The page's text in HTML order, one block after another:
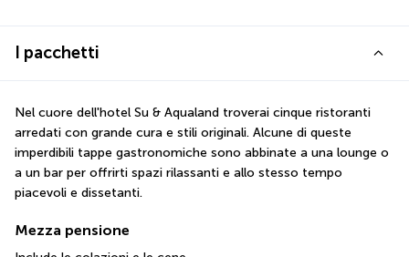
I pacchetti
Nel cuore dell'hotel Su & Aqualand troverai cinque ristoranti
arredati con grande cura e stili originali. Alcune di queste
imperdibili tappe gastronomiche sono abbinate a una lounge o
a un bar per offrirti spazi rilassanti e allo stesso tempo
piacevoli e dissetanti.
Mezza pensione